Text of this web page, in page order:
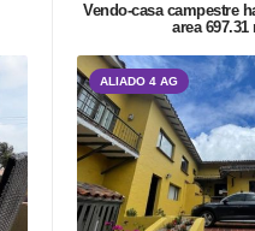
Vendo-casa campestre
area 697.31
ALIADO 4 AG